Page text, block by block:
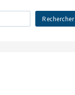
Rechercher